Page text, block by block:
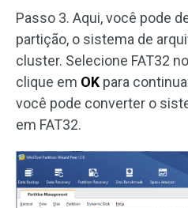
Passo 3. Aqui, você pode
partição, o sistema de
cluster. Selecione FAT32
clique em OK para
você pode converter o
em FAT32.